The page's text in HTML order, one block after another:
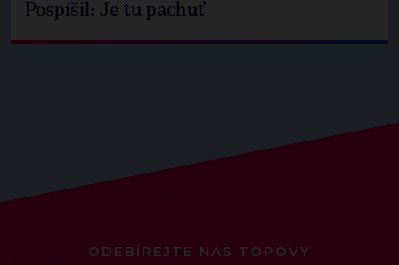
Pospíšil: Je tu pachuť
ODEBÍREJTE NÁŠ TOPOVÝ